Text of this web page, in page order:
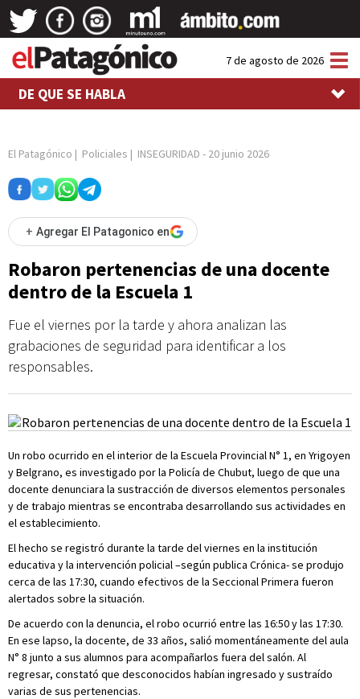
7 de agosto de 2026
DE QUE SE HABLA
El Patagónico | Policiales | INSEGURIDAD - 20 junio 2026
+ Agregar El Patagonico en
Robaron pertenencias de una docente
dentro de la Escuela 1
Fue el viernes por la tarde y ahora analizan las
grabaciones de seguridad para identificar a los
responsables.
Un robo ocurrido en el interior de la Escuela Provincial N° 1, en Yrigoyen
y Belgrano, es investigado por la Policía de Chubut, luego de que una
docente denunciara la sustracción de diversos elementos personales
y de trabajo mientras se encontraba desarrollando sus actividades en
el establecimiento.
El hecho se registró durante la tarde del viernes en la institución
educativa y la intervención policial –según publica Crónica- se produjo
cerca de las 17:30, cuando efectivos de la Seccional Primera fueron
alertados sobre la situación.
De acuerdo con la denuncia, el robo ocurrió entre las 16:50 y las 17:30.
En ese lapso, la docente, de 33 años, salió momentáneamente del aula
N° 8 junto a sus alumnos para acompañarlos fuera del salón. Al
regresar, constató que desconocidos habían ingresado y sustraído
varias de sus pertenencias.